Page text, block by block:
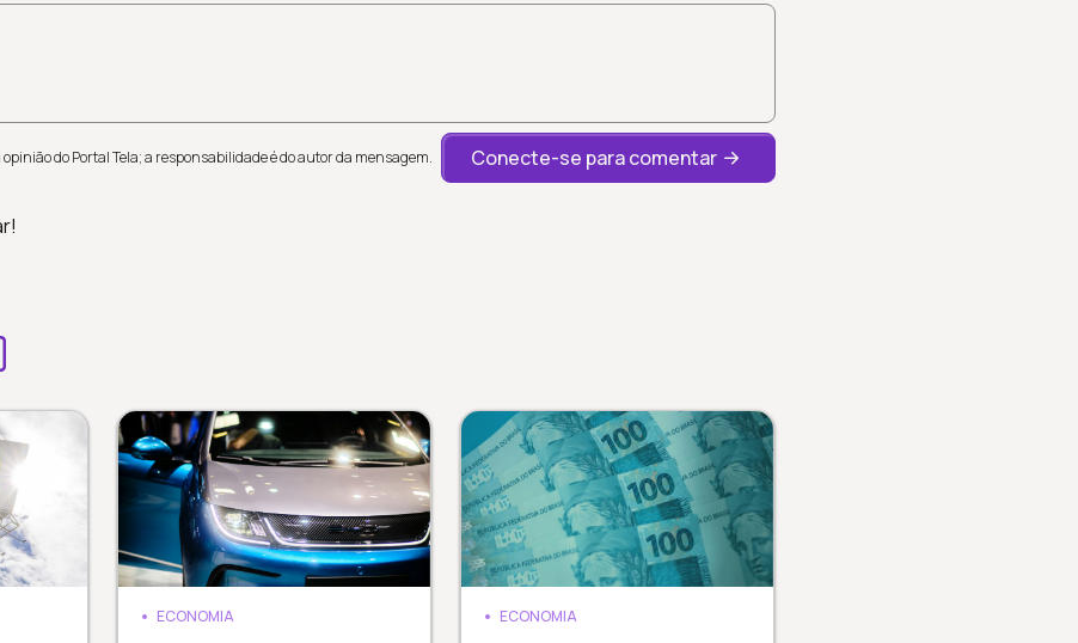
do Portal Tela; a responsabilidade é do autor da mensagem. Conecte-se para comentar
ECONOMIA ECONOMIA